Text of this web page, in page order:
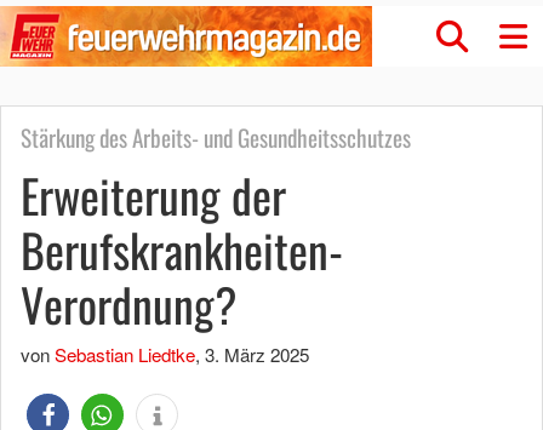
Stärkung des Arbeits- und Gesundheitsschutzes
Erweiterung der
Berufskrankheiten-
Verordnung?
vonSebastian Liedtke, 3. März 2025